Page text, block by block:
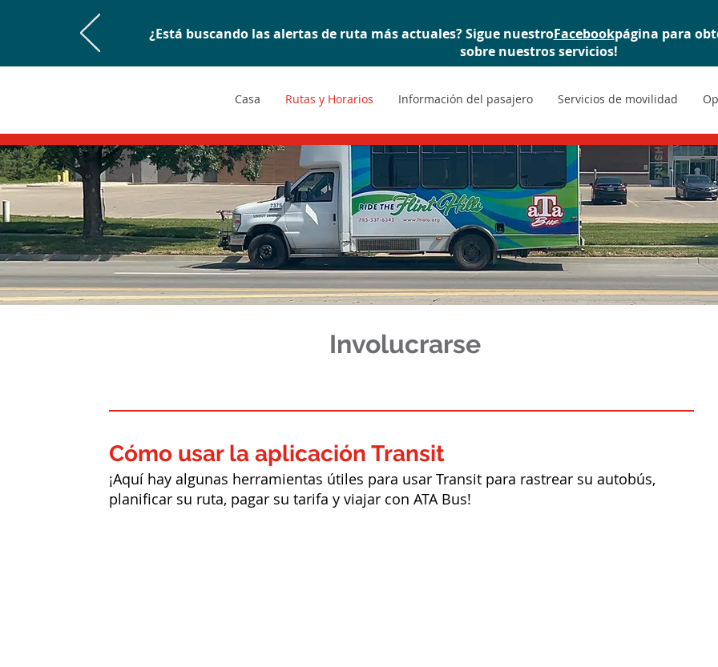
¿Está buscando las alertas de ruta más actuales? Sigue nuestroFacebookpágina para
sobre nuestros servicios!
Casa Rutas y Horarios Información del pasajero Servicios de movilidad
Involucrarse
Cómo usar la aplicación Transit
¡Aquí hay algunas herramientas útiles para usar Transit para rastrear su autobús,
planificar su ruta, pagar su tarifa y viajar con ATA Bus!